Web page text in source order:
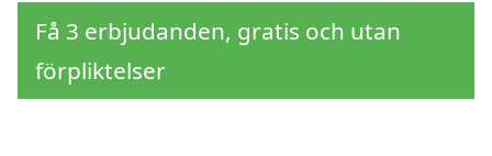
Få 3 erbjudanden, gratis och utan
förpliktelser